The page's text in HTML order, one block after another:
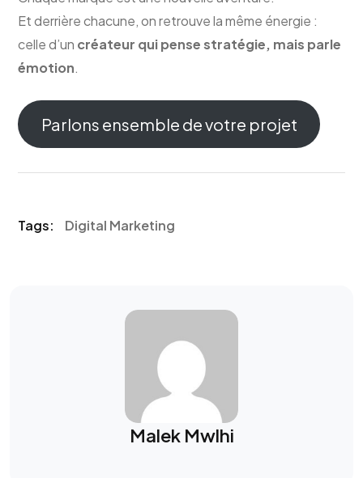
Et derrière chacune, on retrouve la même énergie :
celle d’un créateur qui pense stratégie, mais parle
émotion.
Parlons ensemble de votre projet
Tags: Digital Marketing
Malek Mwlhi